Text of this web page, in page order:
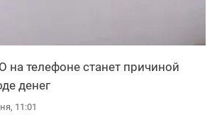
на телефоне станет причиной
денег
11:01